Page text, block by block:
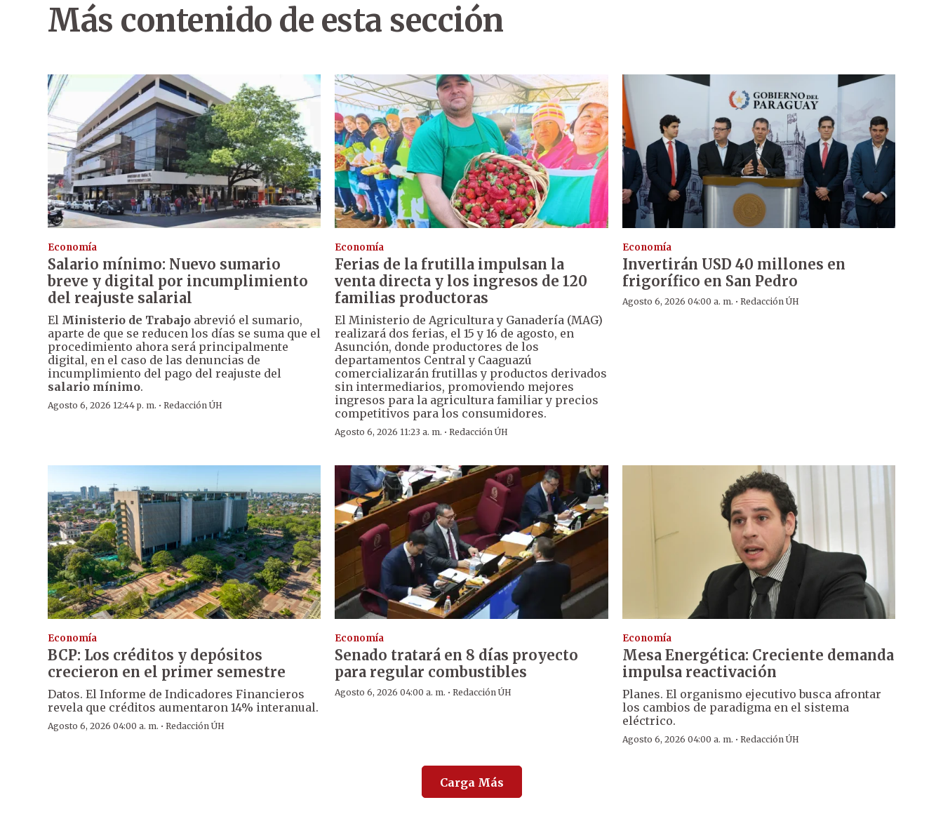
Más contenido de esta sección
Economía
Salario mínimo: Nuevo sumario
breve y digital por incumplimiento
del reajuste salarial
El Ministerio de Trabajo abrevió el sumario,
aparte de que se reducen los días se suma que el
procedimiento ahora será principalmente
digital, en el caso de las denuncias de
incumplimiento del pago del reajuste del
salario mínimo.
Agosto 6, 2026 12:44 p. m. · Redacción ÚH
Economía
Ferias de la frutilla impulsan la
venta directa y los ingresos de 120
familias productoras
El Ministerio de Agricultura y Ganadería (MAG)
realizará dos ferias, el 15 y 16 de agosto, en
Asunción, donde productores de los
departamentos Central y Caaguazú
comercializarán frutillas y productos derivados
sin intermediarios, promoviendo mejores
ingresos para la agricultura familiar y precios
competitivos para los consumidores.
Agosto 6, 2026 11:23 a. m. ·Redacción ÚH
Economía
Invertirán USD 40 millones en
frigorífico en San Pedro
Agosto 6, 2026 04:00 a. m. · Redacción ÚH
Economía
BCP: Los créditos y depósitos
crecieron en el primer semestre
Datos. El Informe de Indicadores Financieros
revela que créditos aumentaron 14% interanual.
Agosto 6, 2026 04:00 a. m. · Redacción ÚH
Economía
Senado tratará en 8 días proyecto
para regular combustibles
Agosto 6, 2026 04:00 a. m. ·Redacción ÚH
Economía
Mesa Energética: Creciente demanda
impulsa reactivación
Planes. El organismo ejecutivo busca afrontar
los cambios de paradigma en el sistema
eléctrico.
Agosto 6, 2026 04:00 a. m. · Redacción ÚH
Carga Más